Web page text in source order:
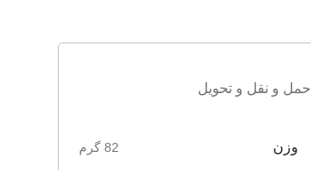
حمل و نقل و تحویل
وزن 82 گرم